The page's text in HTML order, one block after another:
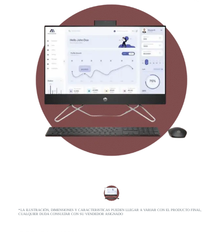
*LA ILUSTRACIÓN, DIMENSIONES Y CARACTERISTICAS PUEDEN LLEGAR A VARIAR CON EL PRODUCTO FINAL,
CUALQUIER DUDA CONSULTAR CON SU VENDEDOR ASIGNADO